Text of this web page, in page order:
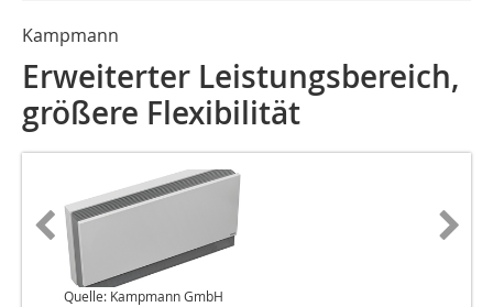
Kampmann
Erweiterter Leistungsbereich,
größere Flexibilität
Quelle: Kampmann GmbH